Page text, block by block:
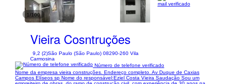
1/100
Vieira Cosntruções
9,2 (2)São Paulo (São Paulo) 08290-260 Vila
Carmosina
mail verificado
Número de telefone verificado
Nome da empresa vieira construções. Endereço completo. Av Duque de Caxias
Campos Elíseos sp Nome do responsável:Eziel Costa Vieira Saudação Sou um